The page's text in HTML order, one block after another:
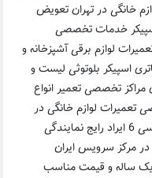
خانگی در تهران تعویض
خدمات تخصصی
لوازم برقی آشپزخانه و
اسپیکر بلوتوثی لیست و
مراکز تخصصی تعمیر انواع
تعمیرات لوازم خانگی در
تهران نمایندگی تعمیر سشوار به همراه بررسی 6 ایراد رایج نمایندگی
در مرکز سرویس ایران
یک ساله و قیمت مناسب